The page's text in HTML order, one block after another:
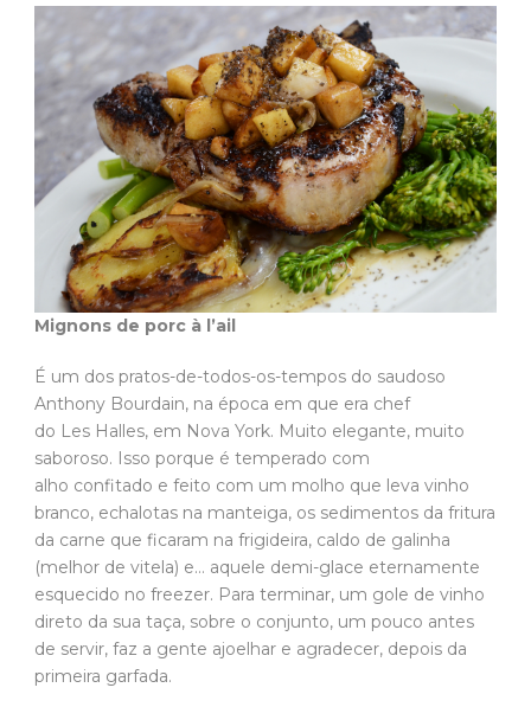
Mignons de porc à l’ail
É um dos pratos-de-todos-os-tempos do saudoso
Anthony Bourdain, na época em que era chef
do Les Halles, em Nova York. Muito elegante, muito
saboroso. Isso porque é temperado com
alho confitado e feito com um molho que leva vinho
branco, echalotas na manteiga, os sedimentos da fritura
da carne que ficaram na frigideira, caldo de galinha
(melhor de vitela) e… aquele demi-glace eternamente
esquecido no freezer. Para terminar, um gole de vinho
direto da sua taça, sobre o conjunto, um pouco antes
de servir, faz a gente ajoelhar e agradecer, depois da
primeira garfada.